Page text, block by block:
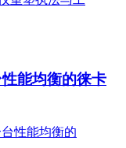
能均衡的徕卡